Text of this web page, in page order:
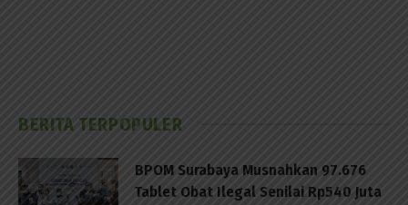
BERITA TERPOPULER
BPOM Surabaya Musnahkan 97.676
Tablet Obat Ilegal Senilai Rp540 Juta